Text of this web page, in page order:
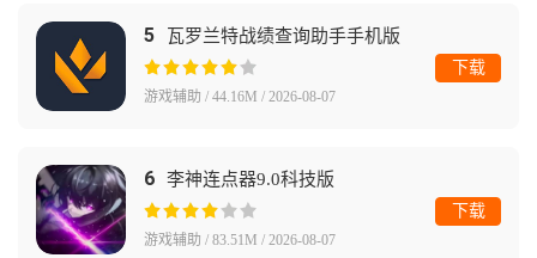
5 瓦罗兰特战绩查询助手手机版
游戏辅助 / 44.16M / 2026-08-07
下载
6 李神连点器9.0科技版
游戏辅助 / 83.51M / 2026-08-07
下载